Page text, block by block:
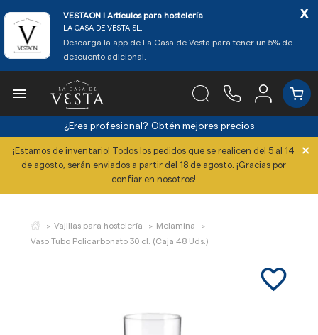
VESTAON l Artículos para hostelería
LA CASA DE VESTA SL.
Descarga la app de La Casa de Vesta para tener un 5% de
descuento adicional.
x

¿Eres profesional? Obtén mejores precios
¡Estamos de inventario! Todos los pedidos que se realicen del 5 al 14
de agosto, serán enviados a partir del 18 de agosto. ¡Gracias por
confiar en nosotros!
×
Vajillas para hostelería
Melamina
Vaso Tubo Policarbonato 30 cl. (Caja 48 Uds.)
favorite_border